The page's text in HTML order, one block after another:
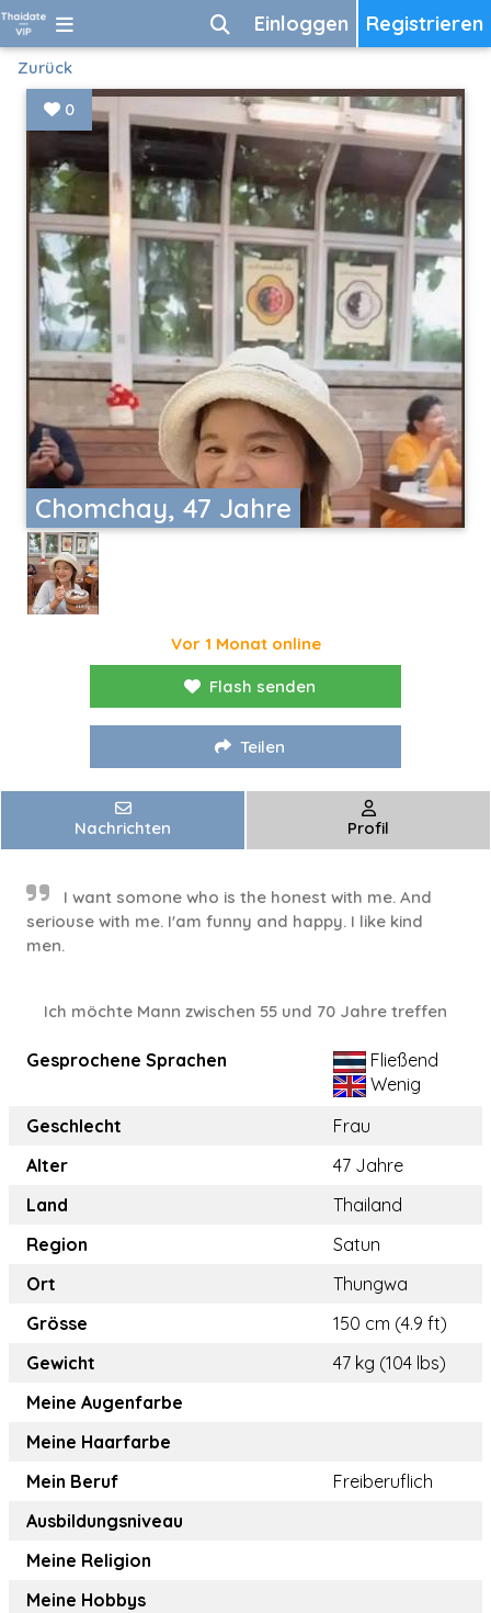
Registrieren
Einloggen
Zurück
Chomchay, 47 Jahre
0
Vor 1 Monat online
Flash senden
Teilen
Nachrichten Profil
I want somone who is the honest with me. And
seriouse with me. I'am funny and happy. I like kind
men.
Ich möchte Mann zwischen 55 und 70 Jahre treffen
Gesprochene Sprachen
Fließend
Wenig
Geschlecht
Frau
Alter
47 Jahre
Land
Thailand
Region
Satun
Ort
Thungwa
Grösse
150 cm (4.9 ft)
Gewicht
47 kg (104 lbs)
Meine Augenfarbe
Meine Haarfarbe
Mein Beruf
Freiberuflich
Ausbildungsniveau
Meine Religion
Meine Hobbys